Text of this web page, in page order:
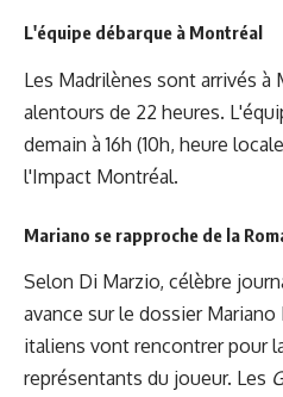
L'équipe débarque à Montréal
Les Madrilènes sont arrivés à
alentours de 22 heures.
demain à 16h (10h, heure
l'Impact Montréal.
Mariano se rapproche de la
Selon Di Marzio, célèbre
avance sur le dossier
italiens vont rencontrer pour
représentants du joueur. Les